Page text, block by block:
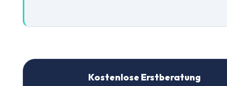
Kostenlose Erstberatung